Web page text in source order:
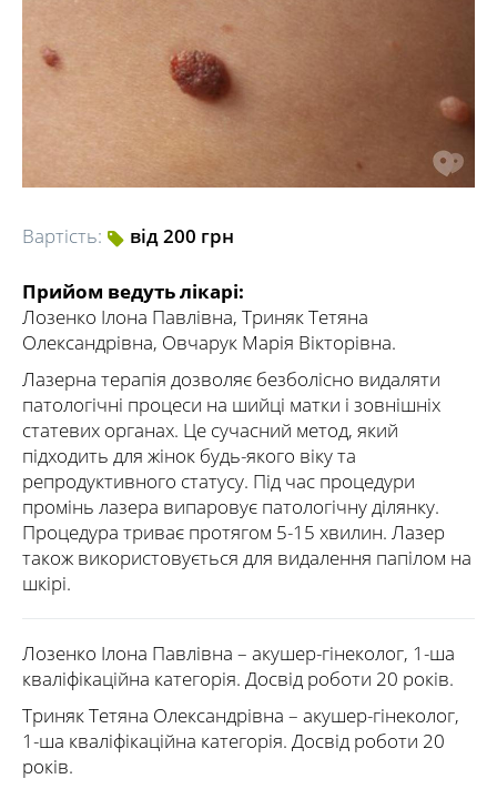
Вартість: від 200 грн
Прийом ведуть лікарі:
Лозенко Ілона Павлівна, Триняк Тетяна
Олександрівна, Овчарук Марія Вікторівна.
Лазерна терапія дозволяє безболісно видаляти
патологічні процеси на шийці матки і зовнішніх
статевих органах. Це сучасний метод, який
підходить для жінок будь-якого віку та
репродуктивного статусу. Під час процедури
промінь лазера випаровує патологічну ділянку.
Процедура триває протягом 5-15 хвилин. Лазер
також використовується для видалення папілом на
шкірі.
Лозенко Ілона Павлівна – акушер-гінеколог, 1-ша
кваліфікаційна категорія. Досвід роботи 20 років.
Триняк Тетяна Олександрівна – акушер-гінеколог,
1-ша кваліфікаційна категорія. Досвід роботи 20
років.